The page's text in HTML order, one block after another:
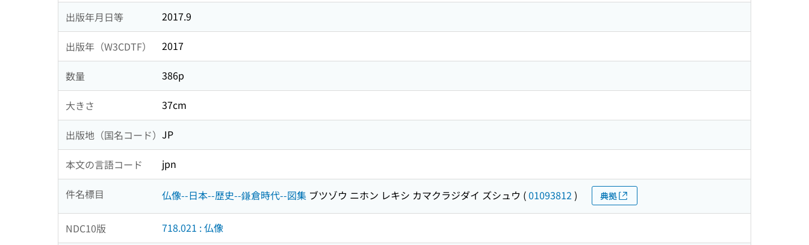
出版年月日等 2017.9
出版年（W3CDTF） 2017
数量 386p
大きさ 37cm
出版地（国名コード） JP
本文の言語コード jpn
件名標目 仏像--日本--歴史--鎌倉時代--図集 ブツゾウ ニホン レキシ カマクラジダイ ズシュウ (01093812 ) 典拠
NDC10版 718.021 : 仏像